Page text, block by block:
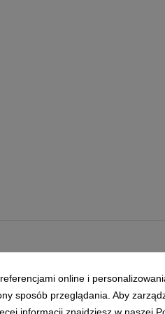
online i
sposób przeglądania. Aby